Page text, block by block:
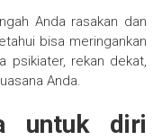
Anda rasakan dan
bisa meringankan
psikiater, rekan dekat,
Anda.
untuk diri